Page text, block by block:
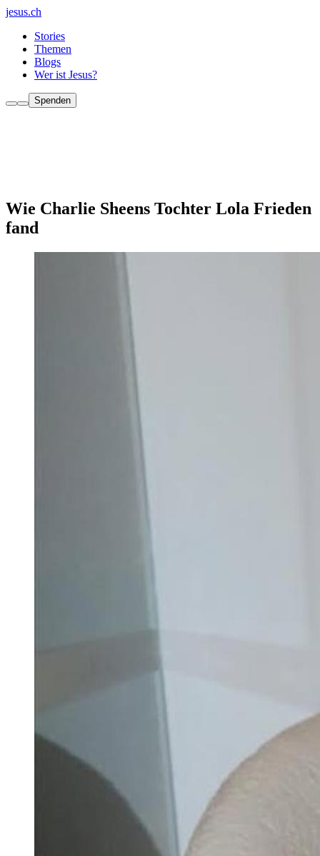
jesus.ch
Stories
Themen
Blogs
Wer ist Jesus?
Spenden
Wie Charlie Sheens Tochter Lola Frieden
fand